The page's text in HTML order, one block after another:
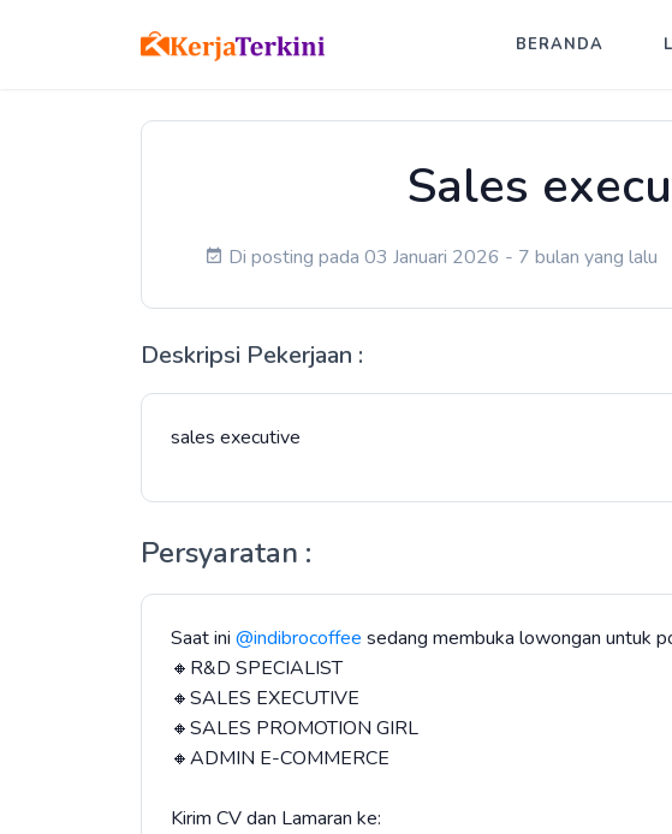
BERANDA
Sales
Di posting pada 03 Januari 2026 - 7 bulan yang lalu
Deskripsi Pekerjaan :
sales executive
Persyaratan :
Saat ini @indibrocoffee sedang membuka lowongan untuk
🔸R&D SPECIALIST
🔸SALES EXECUTIVE
🔸SALES PROMOTION GIRL
🔸ADMIN E-COMMERCE
Kirim CV dan Lamaran ke: